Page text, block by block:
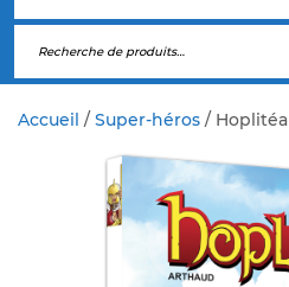
Accueil / Super-héros / Hoplitéa